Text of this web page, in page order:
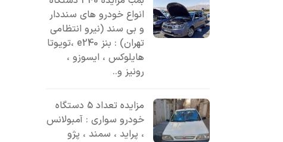
انواع خودرو های سنددار
و بی سند (نیرو انتظامی
تهران) : بنز e240 ،تویوتا
هایلوکس ، ایسوزو ،
رونیز و..
مزایده تعداد 5 دستگاه
خودرو سواری : آمبولانس
، پراید ، سمند ، پژو